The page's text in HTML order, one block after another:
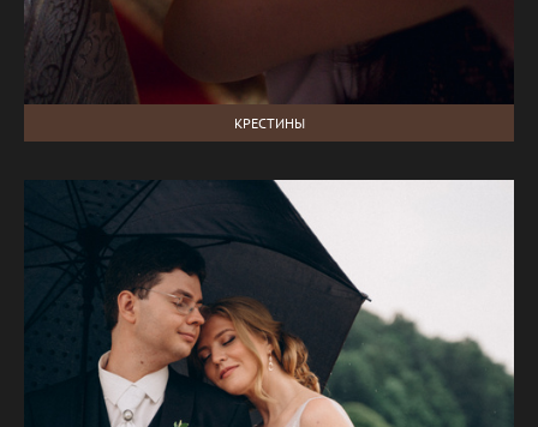
КРЕСТИНЫ